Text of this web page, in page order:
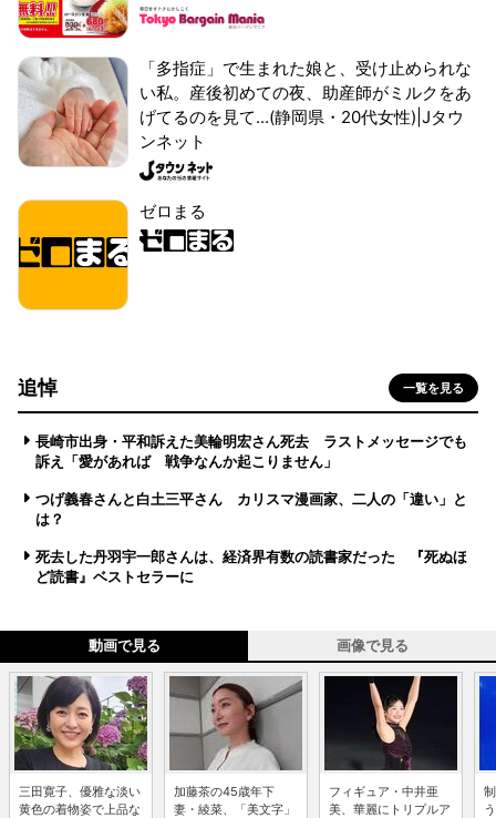
「多指症」で生まれた娘と、受け止められな
い私。産後初めての夜、助産師がミルクをあ
げてるのを見て...(静岡県・20代女性)|Jタウ
ンネット
ゼロまる
追悼 一覧を見る
長崎市出身・平和訴えた美輪明宏さん死去 ラストメッセージでも
訴え「愛があれば 戦争なんか起こりません」
つげ義春さんと白土三平さん カリスマ漫画家、二人の「違い」と
は？
死去した丹羽宇一郎さんは、経済界有数の読書家だった 『死ぬほ
ど読書』ベストセラーに
動画で見る 画像で見る
三田寛子、優雅な淡い
黄色の着物姿で上品な
加藤茶の45歳年下
妻・綾菜、「美文字」
フィギュア・中井亜
美、華麗にトリプルア